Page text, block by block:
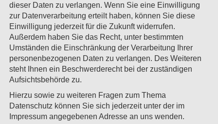
dieser Daten zu verlangen. Wenn Sie eine Einwilligung
zur Datenverarbeitung erteilt haben, können Sie diese
Einwilligung jederzeit für die Zukunft widerrufen.
Außerdem haben Sie das Recht, unter bestimmten
Umständen die Einschränkung der Verarbeitung Ihrer
personenbezogenen Daten zu verlangen. Des Weiteren
steht Ihnen ein Beschwerderecht bei der zuständigen
Aufsichtsbehörde zu.
Hierzu sowie zu weiteren Fragen zum Thema
Datenschutz können Sie sich jederzeit unter der im
Impressum angegebenen Adresse an uns wenden.